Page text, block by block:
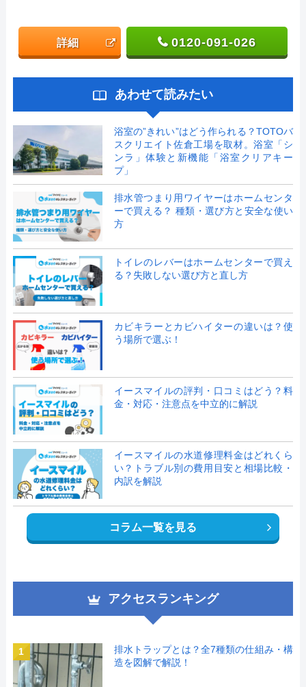
詳細 0120-091-026
あわせて読みたい
浴室の”きれい”はどう作られる？TOTOバ
スクリエイト佐倉工場を取材。浴室「シ
ンラ」体験と新機能「浴室クリアキー
プ」
排水管つまり用ワイヤーはホームセンタ
ーで買える？ 種類・選び方と安全な使い
方
トイレのレバーはホームセンターで買え
る？失敗しない選び方と直し方
カビキラーとカビハイターの違いは？使
う場所で選ぶ！
イースマイルの評判・口コミはどう？料
金・対応・注意点を中立的に解説
イースマイルの水道修理料金はどれくら
い？トラブル別の費用目安と相場比較・
内訳を解説
コラム一覧を見る
アクセスランキング
1
排水トラップとは？全7種類の仕組み・構
造を図解で解説！